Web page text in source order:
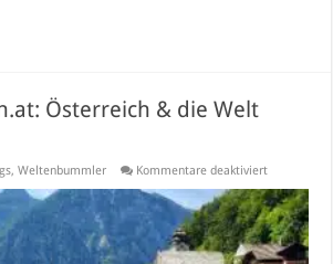
Österreich & die Welt
,Weltenbummler Kommentare deaktiviertfür
Österreich
&
die
Welt
entdecken